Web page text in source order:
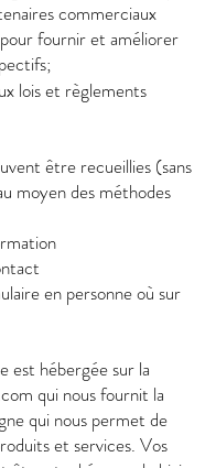
commerciaux
fournir et améliorer
lois et règlements
être recueillies (sans
moyen des méthodes
en personne où sur
est hébergée sur la
qui nous fournit la
qui nous permet de
et services. Vos